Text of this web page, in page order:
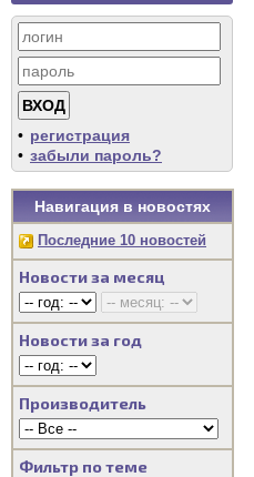
• регистрация
• забыли пароль?
Навигация в новостях
Последние 10 новостей
Новости за месяц
Новости за год
Производитель
Фильтр по теме